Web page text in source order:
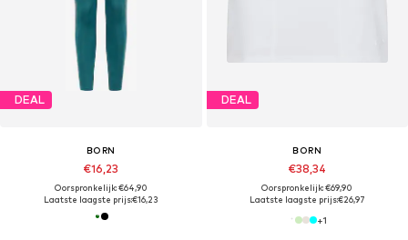
DEAL
BORN
€16,23
Oorspronkelijk: €64,90
Laatste laagste prijs:€16,23
DEAL
BORN
€38,34
Oorspronkelijk: €69,90
Laatste laagste prijs:€26,97
+1